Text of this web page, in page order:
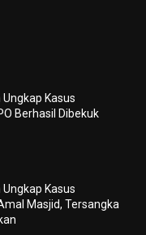
Kasus
Berhasil Dibekuk
Kasus
Masjid, Tersangka